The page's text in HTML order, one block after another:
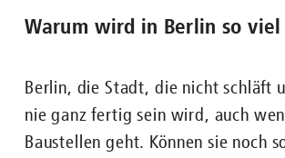
Warum wird in Berlin so viel
Berlin, die Stadt, die nicht schläft
nie ganz fertig sein wird, auch
Baustellen geht. Können sie noch